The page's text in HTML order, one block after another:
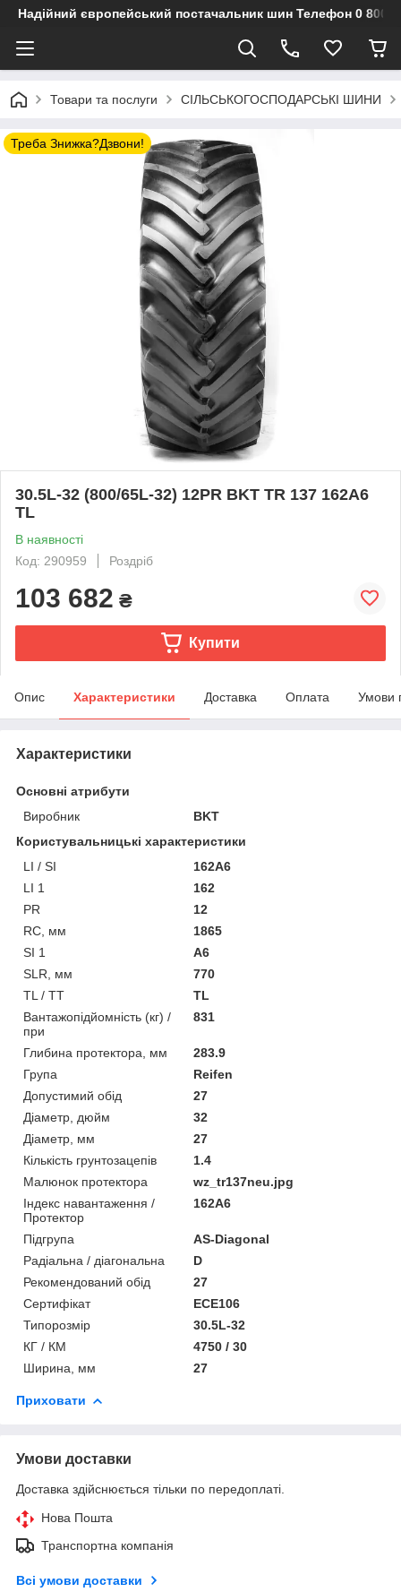
Надійний європейський постачальник шин Телефон 0 800
Товари та послуги СІЛЬСЬКОГОСПОДАРСЬКІ ШИНИ
Треба Знижка?Дзвони!
30.5L-32 (800/65L-32) 12PR BKT TR 137 162A6
TL
В наявності
Код: 290959
Роздріб
103 682 ₴
Купити
Опис Характеристики Доставка Оплата Умови
Характеристики
Основні атрибути
Виробник
BKT
Користувальницькі характеристики
LI / SI
162A6
LI 1
162
PR
12
RC, мм
1865
SI 1
A6
SLR, мм
770
TL / TT
TL
Вантажопідйомність (кг) /
при
831
Глибина протектора, мм
283.9
Група
Reifen
Допустимий обід
27
Діаметр, дюйм
32
Діаметр, мм
27
Кількість грунтозацепів
1.4
Малюнок протектора
wz_tr137neu.jpg
Індекс навантаження /
Протектор
162A6
Підгрупа
AS-Diagonal
Радіальна / діагональна
D
Рекомендований обід
27
Сертифікат
ECE106
Типорозмір
30.5L-32
КГ / КМ
4750 / 30
Ширина, мм
27
Приховати
Умови доставки
Доставка здійснюється тільки по передоплаті.
Нова Пошта
Транспортна компанія
Всі умови доставки